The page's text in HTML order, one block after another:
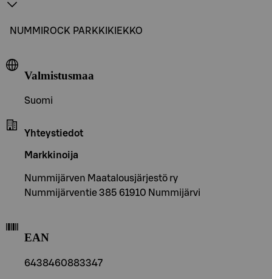
NUMMIROCK PARKKIKIEKKO
Valmistusmaa
Suomi
Yhteystiedot
Markkinoija
Nummijärven Maatalousjärjestö ry
Nummijärventie 385 61910 Nummijärvi
EAN
6438460883347